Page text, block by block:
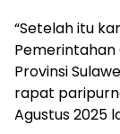
“Setelah itu
Provinsi
rapat
Agustus 2025